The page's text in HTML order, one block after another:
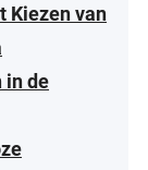
Kiezen van
in de